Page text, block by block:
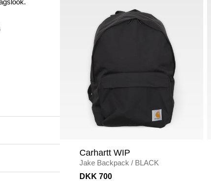
Carhartt WIP
Jake Backpack / BLACK
DKK 700